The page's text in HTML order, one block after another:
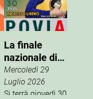
La finale
nazionale di
“Nasce un
Talento”
Mercoledì 29
Luglio 2026
Si terrà giovedì 30